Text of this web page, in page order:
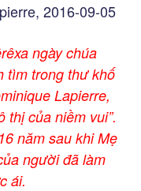
2016-09-05
ngày chúa
tìm trong thư khố
Lapierre,
thị của niềm vui”.
năm sau khi Mẹ
người đã làm
ái.